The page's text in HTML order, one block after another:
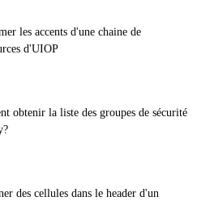
les accents d'une chaine de
d'UIOP
obtenir la liste des groupes de sécurité
des cellules dans le header d'un